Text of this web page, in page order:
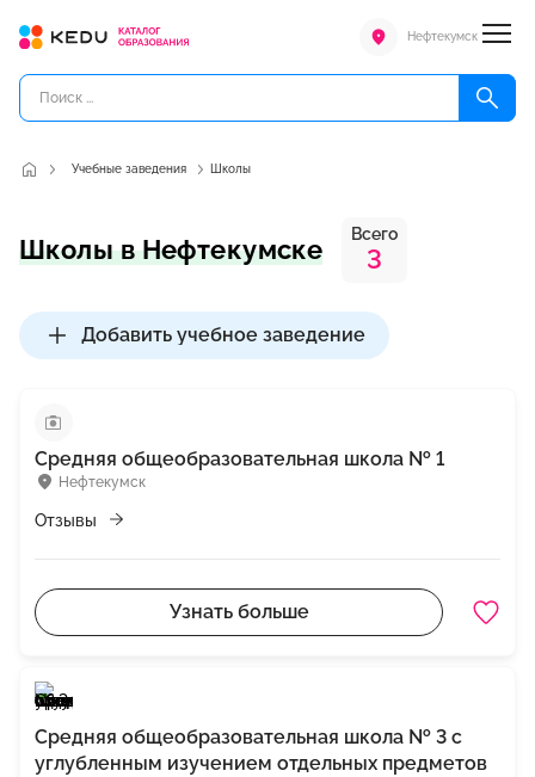
Нефтекумск
Учебные заведения Школы
Школы в Нефтекумске Всего
3
Добавить учебное заведение
Нефтекумск
Средняя общеобразовательная школа № 1
Отзывы
Узнать больше
Средняя общеобразовательная школа № 3 с
углубленным изучением отдельных предметов